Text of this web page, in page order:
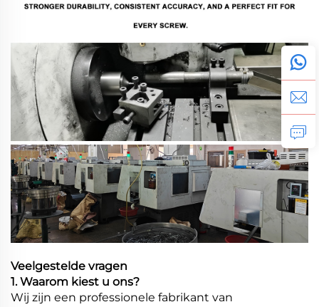
Veelgestelde vragen
1. Waarom kiest u ons?
Wij zijn een professionele fabrikant van